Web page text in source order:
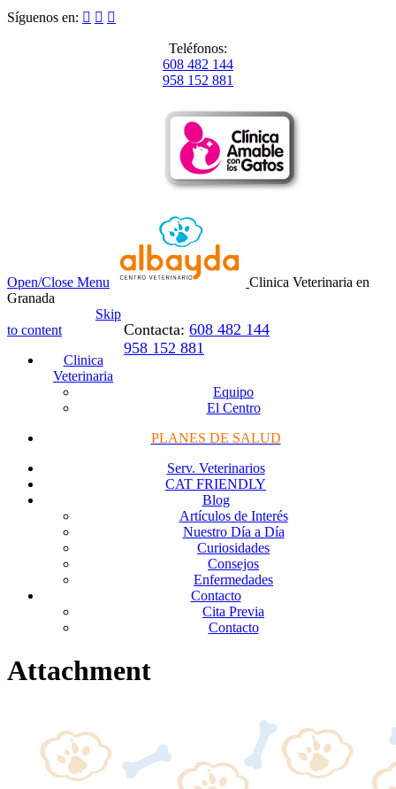
Síguenos en:   
Teléfonos:
608 482 144
958 152 881
Open/Close Menu
Clinica Veterinaria en
Granada
Contacta: 608 482 144
958 152 881
Skip
to content
Clinica
Veterinaria
Equipo
El Centro
PLANES DE SALUD
Serv. Veterinarios
CAT FRIENDLY
Blog
Artículos de Interés
Nuestro Día a Día
Curiosidades
Consejos
Enfermedades
Contacto
Cita Previa
Contacto
Attachment